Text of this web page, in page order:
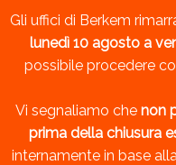
Gli uffici di Berkem
lunedì 10 agosto a
possibile procedere
Vi segnaliamo che non
prima della chiusura
internamente in base